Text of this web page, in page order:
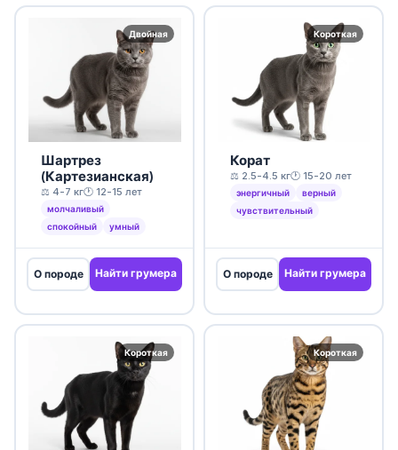
Двойная
Шартрез
(Картезианская)
⚖️ 4-7 кг🕐 12-15 лет
молчаливый
спокойный
умный
О породе Найти грумера
Короткая
Корат
⚖️ 2.5-4.5 кг🕐 15-20 лет
энергичный
верный
чувствительный
О породе Найти грумера
Короткая Короткая